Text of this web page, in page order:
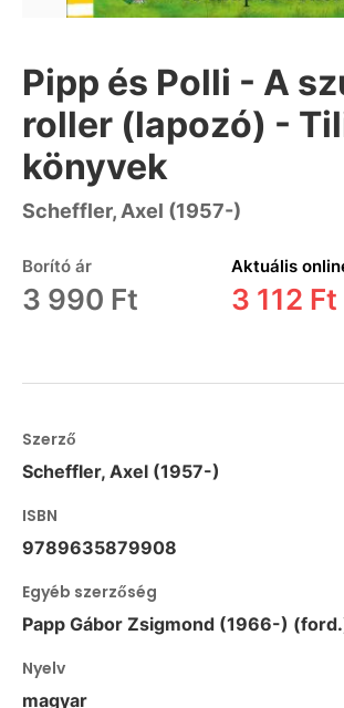
Pipp és Polli - A
roller (lapozó) -
könyvek
Scheffler, Axel (1957-)
Borító ár
3 990 Ft
Aktuális
3 112 Ft
Szerző
Scheffler, Axel (1957-)
ISBN
9789635879908
Egyéb szerzőség
Papp Gábor Zsigmond (1966-)
Nyelv
magyar